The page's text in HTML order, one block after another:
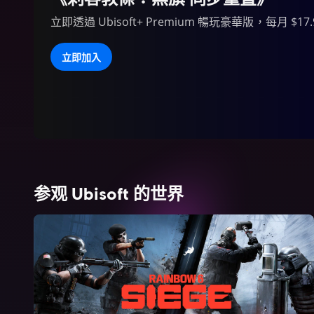
立即透過 Ubisoft+ Premium 暢玩豪華版，每月
立即加入
参观 Ubisoft 的世界